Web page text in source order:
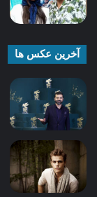
آخرین عکس ها